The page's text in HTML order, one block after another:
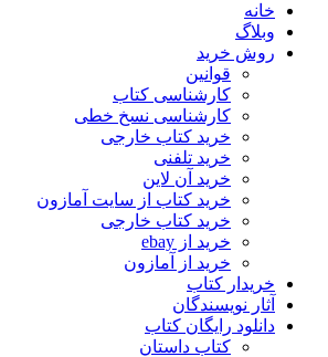
خانه
وبلاگ
روش خرید
قوانین
کارشناسی کتاب
کارشناسی نسخ خطی
خرید کتاب خارجی
خرید تلفنی
خرید آن لاین
خرید کتاب از سایت آمازون
خرید کتاب خارجی
خرید از ebay
خرید از آمازون
خریدار کتاب
آثار نویسندگان
دانلود رایگان کتاب
کتاب داستان